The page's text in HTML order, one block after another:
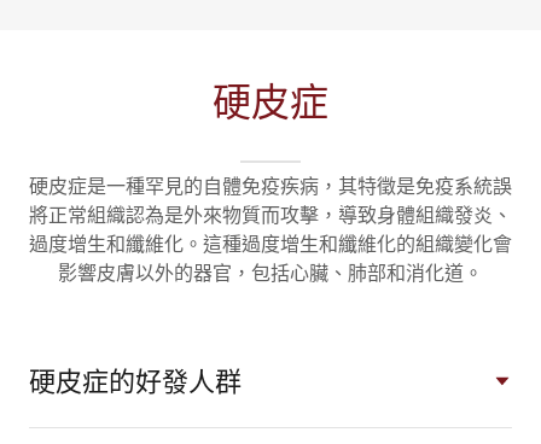
硬皮症
硬皮症是一種罕見的自體免疫疾病，其特徵是免疫系統誤
將正常組織認為是外來物質而攻擊，導致身體組織發炎、
過度增生和纖維化。這種過度增生和纖維化的組織變化會
影響皮膚以外的器官，包括心臟、肺部和消化道。
硬皮症的好發人群